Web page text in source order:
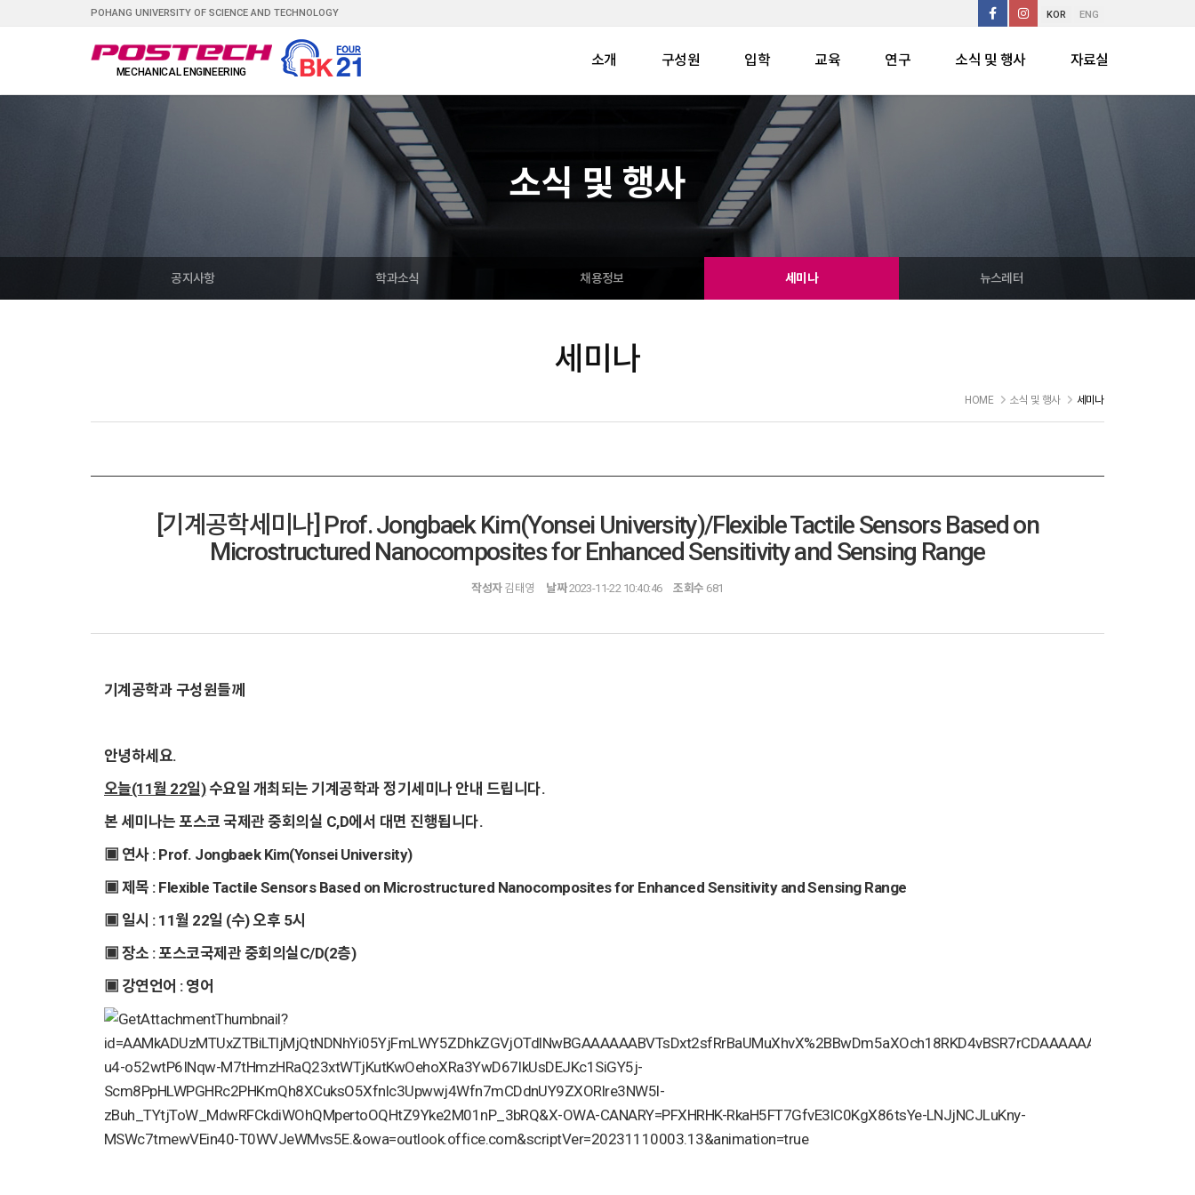
POHANG UNIVERSITY OF SCIENCE AND TECHNOLOGY KOR ENG
소개 구성원 입학 교육 연구 소식 및 행사 자료실
소식 및 행사
공지사항 학과소식 채용정보 세미나 뉴스레터
세미나
HOME 소식 및 행사 세미나
[기계공학세미나] Prof. Jongbaek Kim(Yonsei University)/Flexible Tactile Sensors Based on
Microstructured Nanocomposites for Enhanced Sensitivity and Sensing Range
작성자김태영 날짜2023-11-22 10:40:46 조회수 681
기계공학과 구성원들께
안녕하세요.
오늘(11월 22일)수요일 개최되는 기계공학과 정기세미나 안내 드립니다.
본 세미나는 포스코 국제관 중회의실 C,D에서 대면 진행됩니다.
▣ 연사 : Prof. Jongbaek Kim(Yonsei University)
▣ 제목 : Flexible Tactile Sensors Based on Microstructured Nanocomposites for Enhanced Sensitivity and Sensing Range
▣ 일시 : 11월 22일 (수) 오후 5시
▣ 장소 : 포스코국제관 중회의실C/D(2층)
▣ 강연언어 : 영어